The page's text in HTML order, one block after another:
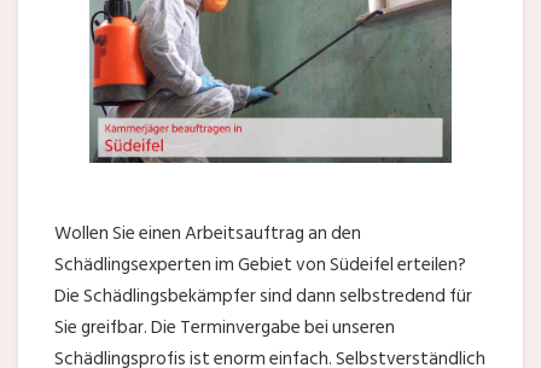
Wollen Sie einen Arbeitsauftrag an den
Schädlingsexperten im Gebiet von Südeifel erteilen?
Die Schädlingsbekämpfer sind dann selbstredend für
Sie greifbar. Die Terminvergabe bei unseren
Schädlingsprofis ist enorm einfach. Selbstverständlich